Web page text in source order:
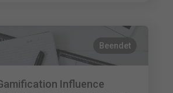
Beendet
Influence